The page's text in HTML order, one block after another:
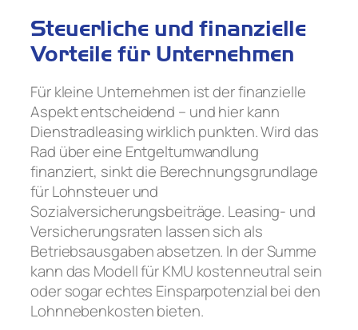
Steuerliche und finanzielle
Vorteile für Unternehmen
Für kleine Unternehmen ist der finanzielle
Aspekt entscheidend – und hier kann
Dienstradleasing wirklich punkten. Wird das
Rad über eine Entgeltumwandlung
finanziert, sinkt die Berechnungsgrundlage
für Lohnsteuer und
Sozialversicherungsbeiträge. Leasing- und
Versicherungsraten lassen sich als
Betriebsausgaben absetzen. In der Summe
kann das Modell für KMU kostenneutral sein
oder sogar echtes Einsparpotenzial bei den
Lohnnebenkosten bieten.